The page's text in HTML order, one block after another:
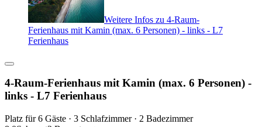
Weitere Infos zu 4-Raum-
Ferienhaus mit Kamin (max. 6 Personen) - links - L7
Ferienhaus
4-Raum-Ferienhaus mit Kamin (max. 6 Personen) -
links - L7 Ferienhaus
Platz für 6 Gäste · 3 Schlafzimmer · 2 Badezimmer